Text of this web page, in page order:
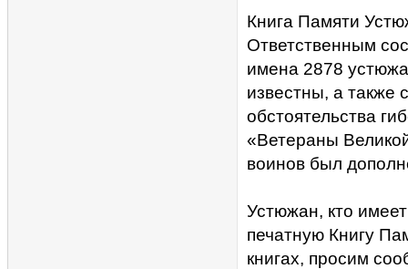
Книга Памяти
Ответственным
имена 2878
известны, а также
обстоятельства
«Ветераны
воинов был
Устюжан, кто
печатную Книгу
книгах, просим